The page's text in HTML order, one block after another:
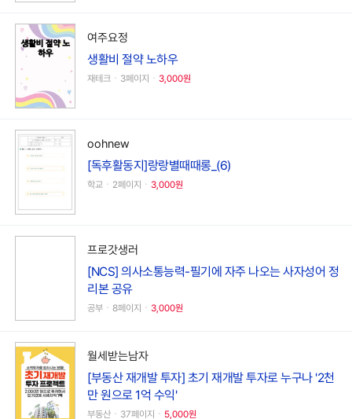
여주요정
생활비 절약 노하우
재테크ㆍ3페이지ㆍ 3,000원
oohnew
[독후활동지]랑랑별때때롱_(6)
학교ㆍ2페이지ㆍ 3,000원
프로갓생러
[NCS] 의사소통능력-필기에 자주 나오는 사자성어 정
리본 공유
공부ㆍ8페이지ㆍ 3,000원
월세받는남자
[부동산 재개발 투자] 초기 재개발 투자로 누구나 '2천
만 원으로 1억 수익'
부동산ㆍ37페이지ㆍ 5,000원